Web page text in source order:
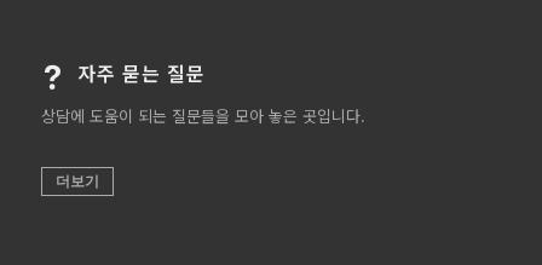
자주 묻는 질문
상담에 도움이 되는 질문들을 모아 놓은 곳입니다.
더보기